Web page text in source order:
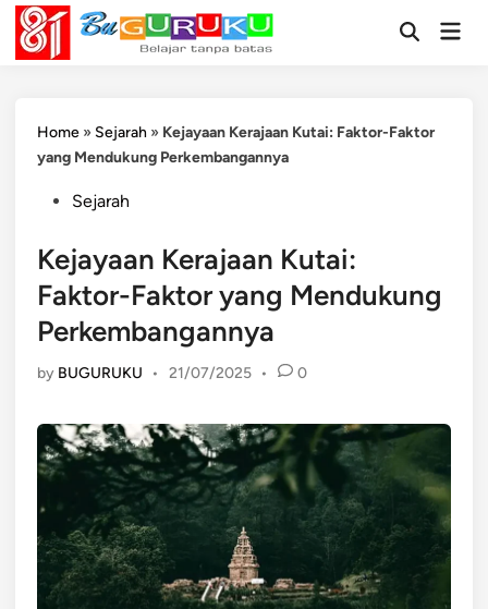
Skip
content
OpenMain
Home » Sejarah » Kejayaan Kerajaan Kutai: Faktor-Faktor
yang Mendukung Perkembangannya
PostedSejarah
Kejayaan Kerajaan Kutai:
Faktor-Faktor yang Mendukung
Perkembangannya
by BUGURUKU • 21/07/2025 • 0